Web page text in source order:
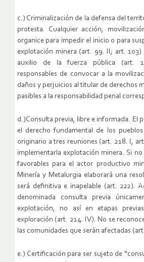
c.) Criminalización de la defensa del
protesta. Cualquier acción,
organice para impedir el inicio o para
explotación minera (art. 99. II; art. 103)
auxilio de la fuerza pública (art.
responsables de convocar a la
daños y perjuicios al titular de derechos
pasibles a la responsabilidad penal
d.)Consulta previa, libre e informada. El
el derecho fundamental de los
originario a tres reuniones (art. 218. I,
implementarla explotación minera. Si no
favorables para el actor productivo
Minería y Metalurgia elaborará una
será definitiva e inapelable (art. 222).
denominada consulta previa
explotación, no así en etapas
exploración (art. 214. IV). No se
las comunidades que serán afectadas
e.) Certificación para ser sujeto de